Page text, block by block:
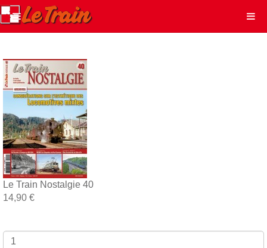
Le Train Nostalgie 40
14,90 €